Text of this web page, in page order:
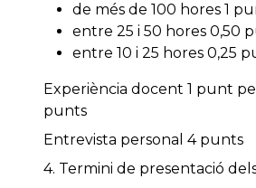
de més de 100 hores 1
entre 25 i 50 hores 0,50
entre 10 i 25 hores 0,25
Experiència docent 1 punt
punts
Entrevista personal 4 punts
4. Termini de presentació